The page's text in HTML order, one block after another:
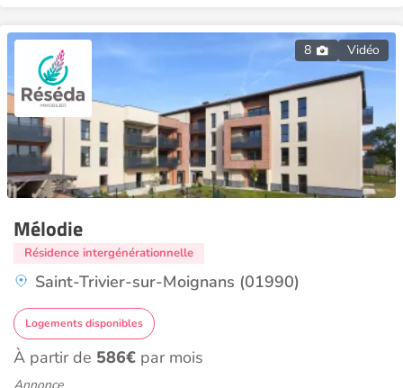
8 Vidéo
Mélodie
Résidence intergénérationnelle
Saint-Trivier-sur-Moignans (01990)
Logements disponibles
À partir de 586€ par mois